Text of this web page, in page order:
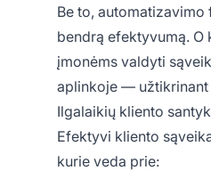
Be to,
bendrą efektyvumą.
įmonėms valdyti
aplinkoje — užtikrinant
Ilgalaikių kliento
Efektyvi kliento
kurie veda prie: